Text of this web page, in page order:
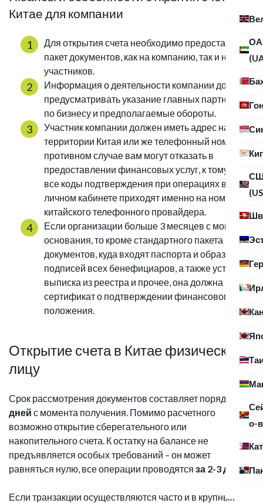
о-
Китае для компании
Для открытия счета необходимо предоставить
пакет документов, как на компанию, так и на ее
участников.
Информация о деятельности компании должна
предусматривать указание главных партнеров
по бизнесу и предполагаемые обороты.
Участник компании должен иметь адрес на
территории Китая или же телефонный номер. В
противном случае вам могут отказать в
предоставлении финансовых услуг, к тому же
все коды подтверждения при операциях в
личном кабинете приходят именно на номер
китайского телефонного провайдера.
Если организации больше 3 месяцев с момента
основания, то кроме стандартного пакета
документов, куда входят паспорта и образцы
подписей всех бенефициаров, а также устав,
выписка из реестра и прочее, она должна иметь
сертификат о подтверждении финансового
положения.
Открытие счета в Китае физическому
лицу
Срок рассмотрения документов составляет порядка
дней с момента получения. Помимо расчетного
возможно открытие сберегательного или
накопительного счета. К остатку на балансе не
предъявляется особых требований – он может
равняться нулю, все операции проводятся за 2-3 дня.
Если транзакции осуществляются часто и в крупных